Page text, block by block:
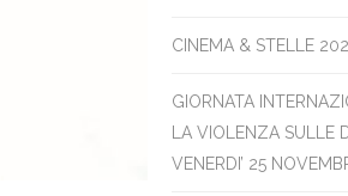
CINEMA & STELLE
GIORNATA
LA VIOLENZA SULLE
VENERDI’ 25